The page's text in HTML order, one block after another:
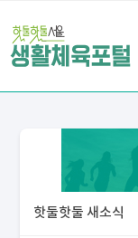
핫둘핫둘 새소식